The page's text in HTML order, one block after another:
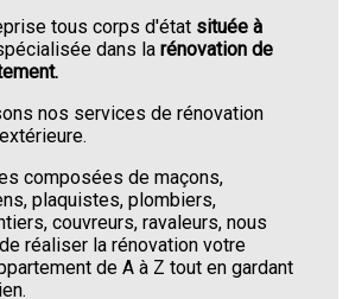
tous corps d'état située à
dans larénovation de
nos services de rénovation
composées de maçons,
plaquistes, plombiers,
couvreurs, ravaleurs, nous
réaliser la rénovation votre
de A à Z tout en gardant